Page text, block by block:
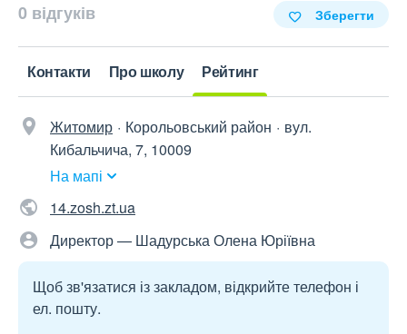
0 відгуків Зберегти
Контакти Про школу Рейтинг
Житомир Корольовський район
вул.
Кибальчича, 7, 10009
На мапі
14.zosh.zt.ua
Директор — Шадурська Олена Юріївна
Щоб зв'язатися із закладом, відкрийте телефон і
ел. пошту.